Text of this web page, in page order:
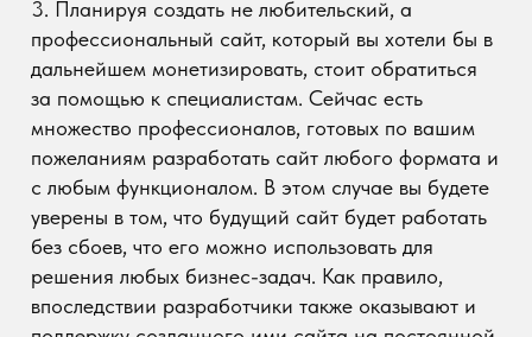
бесплатным сайтом крайне сложно, а порой и
просто невозможно, так как люди не хотят
доверять таким сайтам собственные деньги, а
поисковые системы не поднимают их в
результатах запросов пользователей. В общем,
каждый сам должен решить для себя, какой
именно ему нужен сайт, чтобы достичь
поставленной перед собой цели.